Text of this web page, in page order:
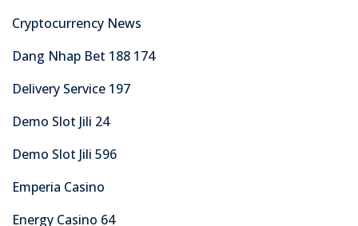
Cryptocurrency News
Dang Nhap Bet 188 174
Delivery Service 197
Demo Slot Jili 24
Demo Slot Jili 596
Emperia Casino
Energy Casino 64